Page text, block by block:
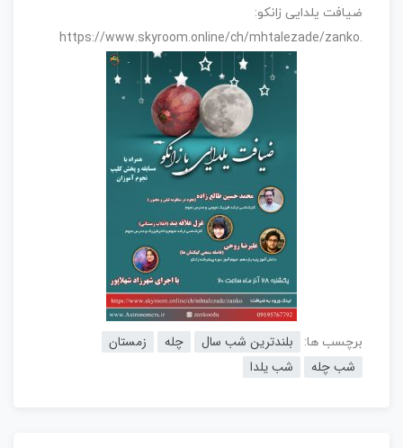
ضیافت یلدایی زانکو:
.https://www.skyroom.online/ch/mhtalezade/zanko
برچسب ها: بلندترین شب سال چله
زمستان
شب چله
شب یلدا